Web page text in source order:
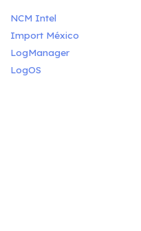
NCM Intel
Import México
LogManager
LogOS